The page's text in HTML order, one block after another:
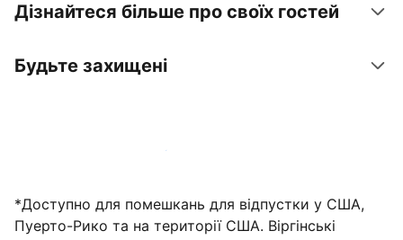
Дізнайтеся більше про своїх гостей
Будьте захищені
Зареєструвати помешкання вже зараз
*Доступно для помешкань для відпустки у США,
Пуерто-Рико та на території США. Віргінські